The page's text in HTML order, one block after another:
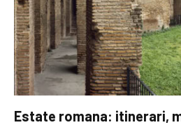
Estate romana: itinerari,